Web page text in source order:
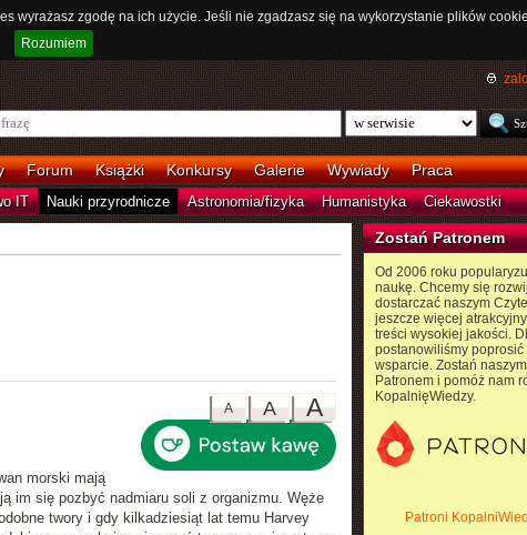
wyrażasz zgodę na ich użycie. Jeśli nie zgadzasz się na wykorzystanie plików
Rozumiem
Forum Książki Konkursy Galerie Wywiady Praca
IT Nauki przyrodnicze Astronomia/fizyka Humanistyka Ciekawostki
A
A
A
morski mają
im się pozbyć nadmiaru soli z organizmu. Węże
twory i gdy kilkadziesiąt lat temu Harvey
Zostań Patronem
Od 2006 roku
naukę. Chcemy się
dostarczać naszym
jeszcze więcej
treści wysokiej jakości.
postanowiliśmy poprosić
wsparcie. Zostań naszym
Patronem i pomóż nam
KopalnięWiedzy.
Patroni